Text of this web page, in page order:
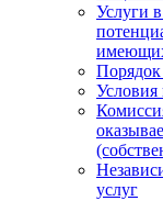
Услуги
услуг